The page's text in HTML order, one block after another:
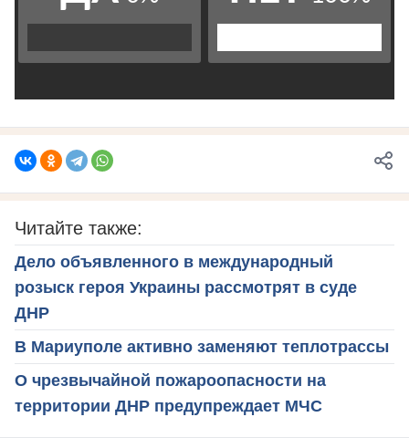
Читайте также:
Дело объявленного в международный
розыск героя Украины рассмотрят в суде
ДНР
В Мариуполе активно заменяют теплотрассы
О чрезвычайной пожароопасности на
территории ДНР предупреждает МЧС